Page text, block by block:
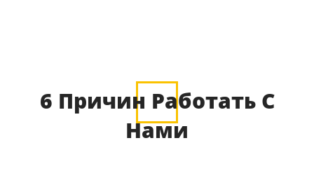
6 Причин Работать С
Нами